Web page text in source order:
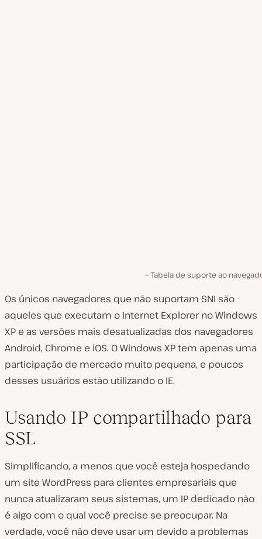
Tabela de suporte ao
Os únicos navegadores que não suportam SNI são
aqueles que executam o Internet Explorer no Windows
XP e as versões mais desatualizadas dos navegadores
Android, Chrome e iOS. O Windows XP tem apenas uma
participação de mercado muito pequena, e poucos
desses usuários estão utilizando o IE.
Usando IP compartilhado para
SSL
Simplificando, a menos que você esteja hospedando
um site WordPress para clientes empresariais que
nunca atualizaram seus sistemas, um IP dedicado não
é algo com o qual você precise se preocupar. Na
verdade, você não deve usar um devido a problemas